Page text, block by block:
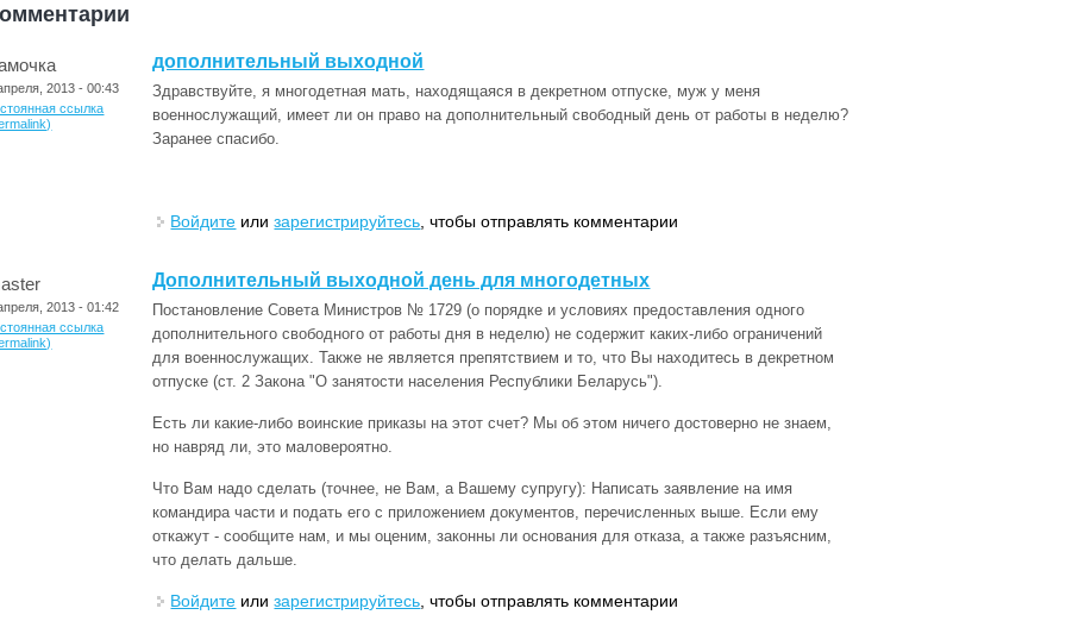
2013 - 00:43
ссылка
дополнительный выходной
Здравствуйте, я многодетная мать, находящаяся в декретном отпуске, муж у меня
военнослужащий, имеет ли он право на дополнительный свободный день от работы в неделю?
Заранее спасибо.
Войдите илизарегистрируйтесь , чтобы отправлять комментарии
2013 - 01:42
ссылка
Дополнительный выходной день для многодетных
Постановление Совета Министров № 1729 (о порядке и условиях предоставления одного
дополнительного свободного от работы дня в неделю) не содержит каких-либо ограничений
для военнослужащих. Также не является препятствием и то, что Вы находитесь в декретном
отпуске (ст. 2 Закона "О занятости населения Республики Беларусь").
Есть ли какие-либо воинские приказы на этот счет? Мы об этом ничего достоверно не знаем,
но навряд ли, это маловероятно.
Что Вам надо сделать (точнее, не Вам, а Вашему супругу): Написать заявление на имя
командира части и подать его с приложением документов, перечисленных выше. Если ему
откажут - сообщите нам, и мы оценим, законны ли основания для отказа, а также разъясним,
что делать дальше.
Войдите илизарегистрируйтесь , чтобы отправлять комментарии